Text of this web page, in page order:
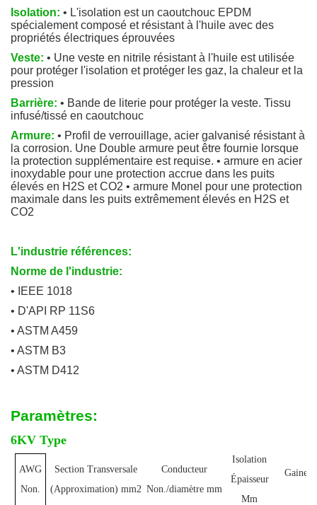
Isolation: • L'isolation est un caoutchouc EPDM
spécialement composé et résistant à l'huile avec des
propriétés électriques éprouvées
Veste: • Une veste en nitrile résistant à l'huile est utilisée
pour protéger l'isolation et protéger les gaz, la chaleur et la
pression
Barrière: • Bande de literie pour protéger la veste. Tissu
infusé/tissé en caoutchouc
Armure: • Profil de verrouillage, acier galvanisé résistant à
la corrosion. Une Double armure peut être fournie lorsque
la protection supplémentaire est requise. • armure en acier
inoxydable pour une protection accrue dans les puits
élevés en H2S et CO2 • armure Monel pour une protection
maximale dans les puits extrêmement élevés en H2S et
CO2
L'industrie références:
Norme de l'industrie:
• IEEE 1018
• D'API RP 11S6
• ASTM A459
• ASTM B3
• ASTM D412
Paramètres:
6KV Type
AWG
Non.
Section Transversale
(Approximation) mm2
Conducteur
Non./diamètre mm
Isolation
Épaisseur
Mm
Gaine